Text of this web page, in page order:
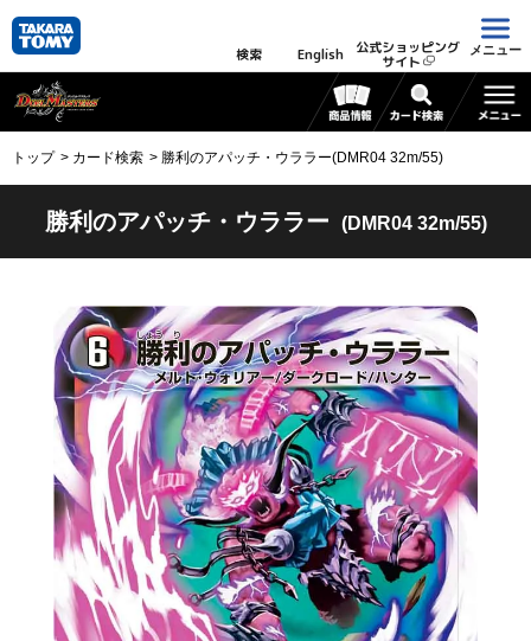
検索 English 公式ショッピング
サイト
メニュー
トップ カード検索 勝利のアパッチ・ウララー(DMR04 32m/55)
勝利のアパッチ・ウララー (DMR04 32m/55)